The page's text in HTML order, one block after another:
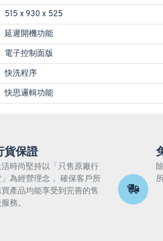
515 x 930 x 525
延遲開機功能
電子控制面版
快洗程序
快思邏輯功能
貨保證
時尚堅持以「只售原廠行
為經營理念， 確保客戶所
產品均能享受到完善的售
務。